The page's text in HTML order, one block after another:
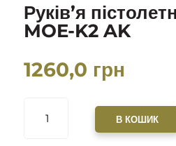
Руків’я
MOE-K2 AK
1260,0 грн
ПІСТОЛЕТНЕ
В КОШИК